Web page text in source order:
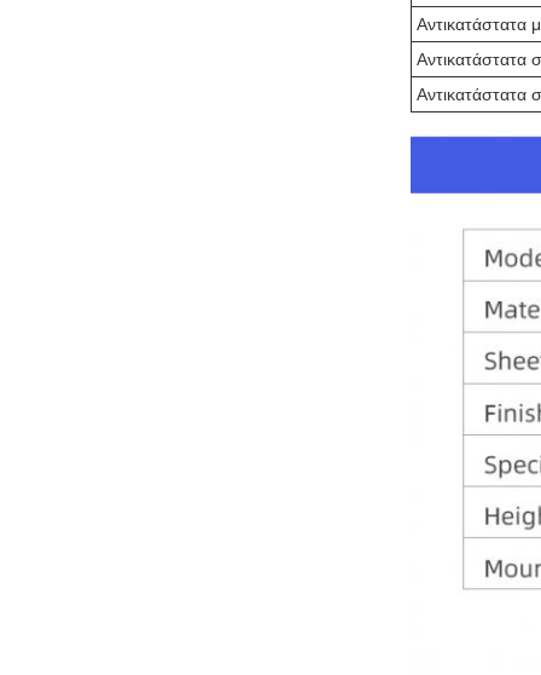
Αντικατάστατα
Αντικατάστατα
Αντικατάστατα